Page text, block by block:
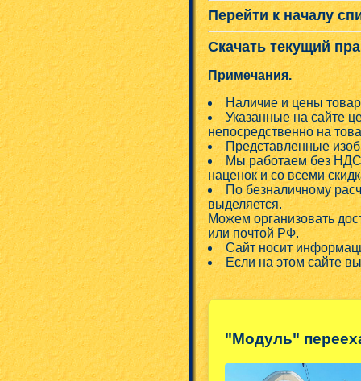
Перейти к началу
Скачать текущий
Примечания.
Наличие и цены
Указанные на сайте
непосредственно на
Представленные
Мы работаем без
наценок и со всеми
По безналичному
выделяется.
Можем организовать
или почтой РФ.
Сайт носит
Если на этом сайте
"Модуль"